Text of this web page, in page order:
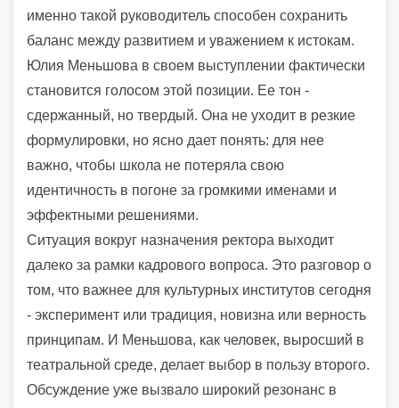
именно такой руководитель способен сохранить
баланс между развитием и уважением к истокам.
Юлия Меньшова в своем выступлении фактически
становится голосом этой позиции. Ее тон -
сдержанный, но твердый. Она не уходит в резкие
формулировки, но ясно дает понять: для нее
важно, чтобы школа не потеряла свою
идентичность в погоне за громкими именами и
эффектными решениями.
Ситуация вокруг назначения ректора выходит
далеко за рамки кадрового вопроса. Это разговор о
том, что важнее для культурных институтов сегодня
- эксперимент или традиция, новизна или верность
принципам. И Меньшова, как человек, выросший в
театральной среде, делает выбор в пользу второго.
Обсуждение уже вызвало широкий резонанс в